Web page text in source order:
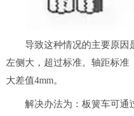
导致这种情况的主要原因
左侧大，超过标准。轴距标准
大差值4mm。
解决办法为：板簧车可通